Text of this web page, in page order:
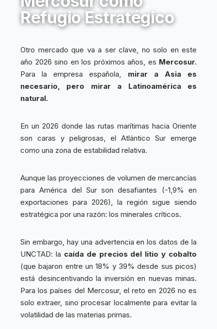
Refugio Estratégico
Otro mercado que va a ser clave, no solo en este
año 2026 sino en los próximos años, es Mercosur.
Para la empresa española, mirar a Asia es
necesario, pero mirar a Latinoamérica es
natural.
En un 2026 donde las rutas marítimas hacia Oriente
son caras y peligrosas, el Atlántico Sur emerge
como una zona de estabilidad relativa.
Aunque las proyecciones de volumen de mercancías
para América del Sur son desafiantes (-1,9% en
exportaciones para 2026), la región sigue siendo
estratégica por una razón: los minerales críticos.
Sin embargo, hay una advertencia en los datos de la
UNCTAD: la caída de precios del litio y cobalto
(que bajaron entre un 18% y 39% desde sus picos)
está desincentivando la inversión en nuevas minas.
Para los países del Mercosur, el reto en 2026 no es
solo extraer, sino procesar localmente para evitar la
volatilidad de las materias primas.